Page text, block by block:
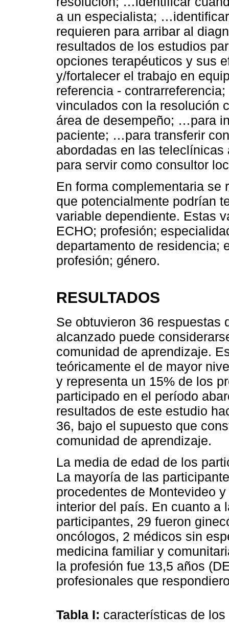
a un especialista;
requieren para arribar al
resultados de los estudios
opciones terapéuticos y sus
y/fortalecer el trabajo en
referencia -
vinculados con la resolución
área de desempeño; …para
paciente; …para transferir
abordadas en las
para servir como consultor
En forma complementaria se
que potencialmente podrían
variable dependiente. Estas
ECHO; profesión;
departamento de residencia;
profesión; género.
RESULTADOS
Se obtuvieron 36 respuestas
alcanzado puede
comunidad de aprendizaje.
teóricamente el de mayor
y representa un 15% de los
participado en el período
resultados de este estudio
36, bajo el supuesto que
comunidad de aprendizaje.
La media de edad de los
La mayoría de las
procedentes de Montevideo
interior del país. En cuanto a
participantes, 29 fueron
oncólogos, 2 médicos sin
medicina familiar y
la profesión fue 13,5 años
profesionales que
Tabla I: características de